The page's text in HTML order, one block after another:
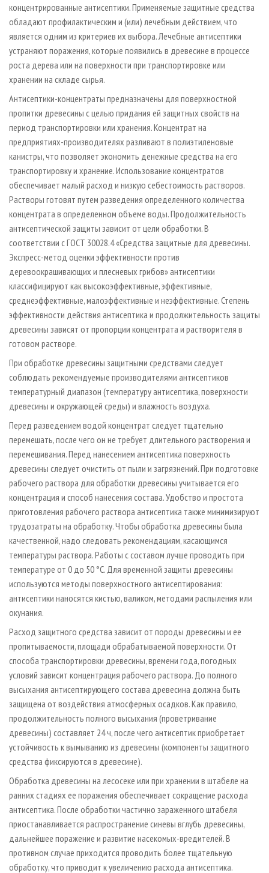
концентрированные антисептики. Применяемые защитные средства
обладают профилактическим и (или) лечебным действием, что
является одним из критериев их выбора. Лечебные антисептики
устраняют поражения, которые появились в древесине в процессе
роста дерева или на поверхности при транспортировке или
хранении на складе сырья.
Антисептики-концентраты предназначены для поверхностной
пропитки древесины с целью придания ей защитных свойств на
период транспортировки или хранения. Концентрат на
предприятиях-производителях разливают в полиэтиленовые
канистры, что позволяет экономить денежные средства на его
транспортировку и хранение. Использование концентратов
обеспечивает малый расход и низкую себестоимость растворов.
Растворы готовят путем разведения определенного количества
концентрата в определенном объеме воды. Продолжительность
антисептической защиты зависит от цели обработки. В
соответствии с ГОСТ 30028.4 «Средства защитные для древесины.
Экспресс-метод оценки эффективности против
деревоокрашивающих и плесневых грибов» антисептики
классифицируют как высокоэффективные, эффективные,
среднеэффективные, малоэффективные и неэффективные. Степень
эффективности действия антисептика и продолжительность защиты
древесины зависят от пропорции концентрата и растворителя в
готовом растворе.
При обработке древесины защитными средствами следует
соблюдать рекомендуемые производителями антисептиков
температурный диапазон (температуру антисептика, поверхности
древесины и окружающей среды) и влажность воздуха.
Перед разведением водой концентрат следует тщательно
перемешать, после чего он не требует длительного растворения и
перемешивания. Перед нанесением антисептика поверхность
древесины следует очистить от пыли и загрязнений. При подготовке
рабочего раствора для обработки древесины учитывается его
концентрация и способ нанесения состава. Удобство и простота
приготовления рабочего раствора антисептика также минимизируют
трудозатраты на обработку. Чтобы обработка древесины была
качественной, надо следовать рекомендациям, касающимся
температуры раствора. Работы с составом лучше проводить при
температуре от 0 до 50 °С. Для временной защиты древесины
используются методы поверхностного антисептирования:
антисептики наносятся кистью, валиком, методами распыления или
окунания.
Расход защитного средства зависит от породы древесины и ее
пропитываемости, площади обрабатываемой поверхности. От
способа транспортировки древесины, времени года, погодных
условий зависит концентрация рабочего раствора. До полного
высыхания антисептирующего состава древесина должна быть
защищена от воздействия атмосферных осадков. Как правило,
продолжительность полного высыхания (проветривание
древесины) составляет 24 ч, после чего антисептик приобретает
устойчивость к вымыванию из древесины (компоненты защитного
средства фиксируются в древесине).
Обработка древесины на лесосеке или при хранении в штабеле на
ранних стадиях ее поражения обеспечивает сокращение расхода
антисептика. После обработки частично зараженного штабеля
приостанавливается распространение синевы вглубь древесины,
дальнейшее поражение и развитие насекомых-вредителей. В
противном случае приходится проводить более тщательную
обработку, что приводит к увеличению расхода антисептика.